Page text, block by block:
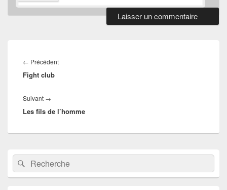
de
l’article
← PrécédentArticle
Fight club
Suivant →
suivant :
Les fils de l’homme
Zone
principale
de
widget
Recherche :Rechercher